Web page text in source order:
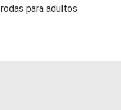
rodas para adultos